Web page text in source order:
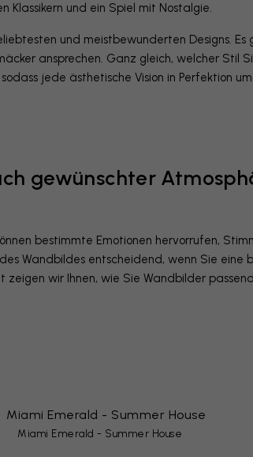
Klassikern und ein Spiel mit Nostalgie.
und meistbewunderten Designs.
ansprechen. Ganz gleich, welcher Stil
jede ästhetische Vision in Perfektion
gewünschter
bestimmte Emotionen hervorrufen,
Wandbildes entscheidend, wenn Sie eine
zeigen wir Ihnen, wie Sie Wandbilder
Miami Emerald - Summer House